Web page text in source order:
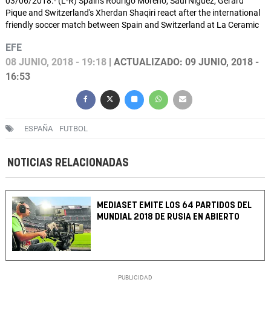
Pique and Switzerland's Xherdan Shaqiri react after the international
friendly soccer match between Spain and Switzerland at La Ceramic
EFE
08 JUNIO, 2018 - 19:18 | ACTUALIZADO: 09 JUNIO, 2018 -
16:53
ESPAÑA FUTBOL
NOTICIAS RELACIONADAS
MEDIASET EMITE LOS 64 PARTIDOS DEL
MUNDIAL 2018 DE RUSIA EN ABIERTO